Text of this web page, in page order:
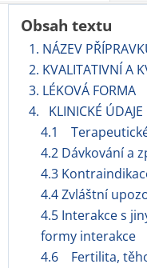
Obsah textu
1. NÁZEV
2. KVALITATIVNÍ A
3. LÉKOVÁ FORMA
4. KLINICKÉ ÚDAJE
4.1
4.2 Dávkování a
4.3
4.4 Zvláštní
4.5 Interakce s
formy interakce
4.6 Fertilita,